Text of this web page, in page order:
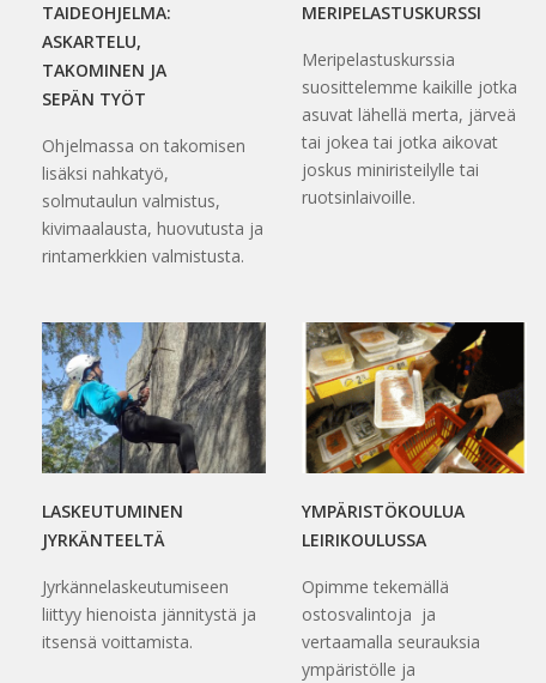
TAIDEOHJELMA:
ASKARTELU,
TAKOMINEN JA
SEPÄN TYÖT
Ohjelmassa on takomisen
lisäksi nahkatyö,
solmutaulun valmistus,
kivimaalausta, huovutusta ja
rintamerkkien valmistusta.
MERIPELASTUSKURSSI
Meripelastuskurssia
suosittelemme kaikille jotka
asuvat lähellä merta, järveä
tai jokea tai jotka aikovat
joskus miniristeilylle tai
ruotsinlaivoille.
LASKEUTUMINEN
JYRKÄNTEELTÄ
Jyrkännelaskeutumiseen
liittyy hienoista jännitystä ja
itsensä voittamista.
YMPÄRISTÖKOULUA
LEIRIKOULUSSA
Opimme tekemällä
ostosvalintoja ja
vertaamalla seurauksia
ympäristölle ja